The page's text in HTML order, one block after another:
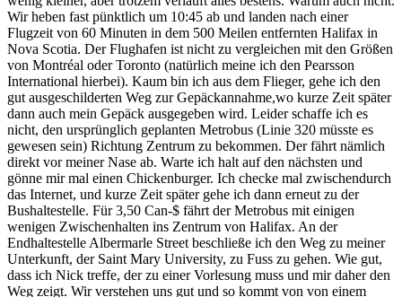
Wir heben fast pünktlich um 10:45 ab und landen nach einer
Flugzeit von 60 Minuten in dem 500 Meilen entfernten Halifax in
Nova Scotia. Der Flughafen ist nicht zu vergleichen mit den Größen
von Montréal oder Toronto (natürlich meine ich den Pearsson
International hierbei). Kaum bin ich aus dem Flieger, gehe ich den
gut ausgeschilderten Weg zur Gepäckannahme,wo kurze Zeit später
dann auch mein Gepäck ausgegeben wird. Leider schaffe ich es
nicht, den ursprünglich geplanten Metrobus (Linie 320 müsste es
gewesen sein) Richtung Zentrum zu bekommen. Der fährt nämlich
direkt vor meiner Nase ab. Warte ich halt auf den nächsten und
gönne mir mal einen Chickenburger. Ich checke mal zwischendurch
das Internet, und kurze Zeit später gehe ich dann erneut zu der
Bushaltestelle. Für 3,50 Can-$ fährt der Metrobus mit einigen
wenigen Zwischenhalten ins Zentrum von Halifax. An der
Endhaltestelle Albermarle Street beschließe ich den Weg zu meiner
Unterkunft, der Saint Mary University, zu Fuss zu gehen. Wie gut,
dass ich Nick treffe, der zu einer Vorlesung muss und mir daher den
Weg zeigt. Wir verstehen uns gut und so kommt von von einem